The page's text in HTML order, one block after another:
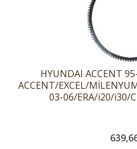
HYUNDAI ACCENT
ACCENT/EXCEL/
03-06/ERA/i20/i30/